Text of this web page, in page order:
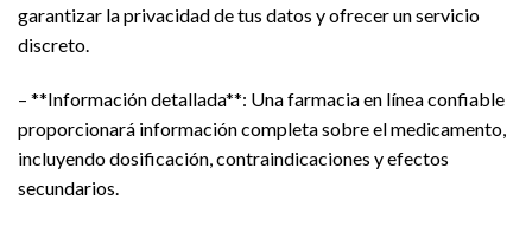
garantizar la privacidad de tus datos y ofrecer un servicio
discreto.
– **Información detallada**: Una farmacia en línea confiable
proporcionará información completa sobre el medicamento,
incluyendo dosificación, contraindicaciones y efectos
secundarios.